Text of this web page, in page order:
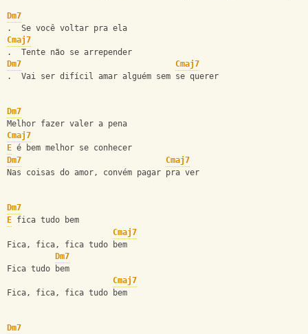
Dm7
.  Se você voltar pra ela
Cmaj7
.  Tente não se arrepender
Dm7
Cmaj7
.  Vai ser difícil amar alguém sem se querer
Dm7
Melhor fazer valer a pena
Cmaj7
E é bem melhor se conhecer
Dm7
Cmaj7
Nas coisas do amor, convém pagar pra ver
Dm7
E fica tudo bem
Cmaj7
Fica, fica, fica tudo bem
Dm7
Fica tudo bem
Cmaj7
Fica, fica, fica tudo bem
Dm7